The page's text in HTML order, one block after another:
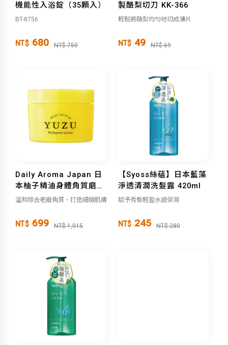
機能性入浴錠（35顆入）
BT-8756
NT$ 680 NT$ 750
製酪梨切刀 KK-366
輕鬆將酪梨均勻地切成薄片
NT$ 49 NT$ 69
Daily Aroma Japan 日
本柚子精油身體角質磨砂
膏300g
溫和除去老廢角質、打造細緻肌膚
NT$ 699 NT$ 1,015
【Syoss絲蘊】日本藍藻
淨透清潤洗髮露 420ml
賦予秀髮輕盈水感保濕
NT$ 245 NT$ 280